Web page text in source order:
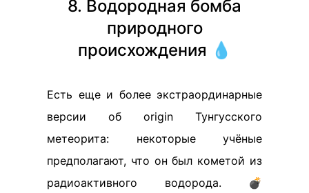
8. Водородная бомба
природного
происхождения 💧
Есть еще и более экстраординарные
версии об origin Тунгусского
метеорита: некоторые учёные
предполагают, что он был кометой из
радиоактивного водорода. 💣